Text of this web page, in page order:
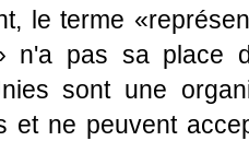
le terme
n'a pas sa place
sont une
et ne peuvent